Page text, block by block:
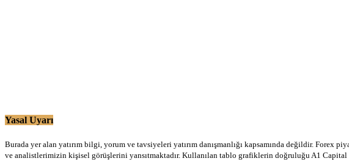
Yasal Uyarı
Burada yer alan yatırım bilgi, yorum ve tavsiyeleri yatırım danışmanlığı kapsamında değildir.
ve analistlerimizin kişisel görüşlerini yansıtmaktadır. Kullanılan tablo grafiklerin doğruluğu A1